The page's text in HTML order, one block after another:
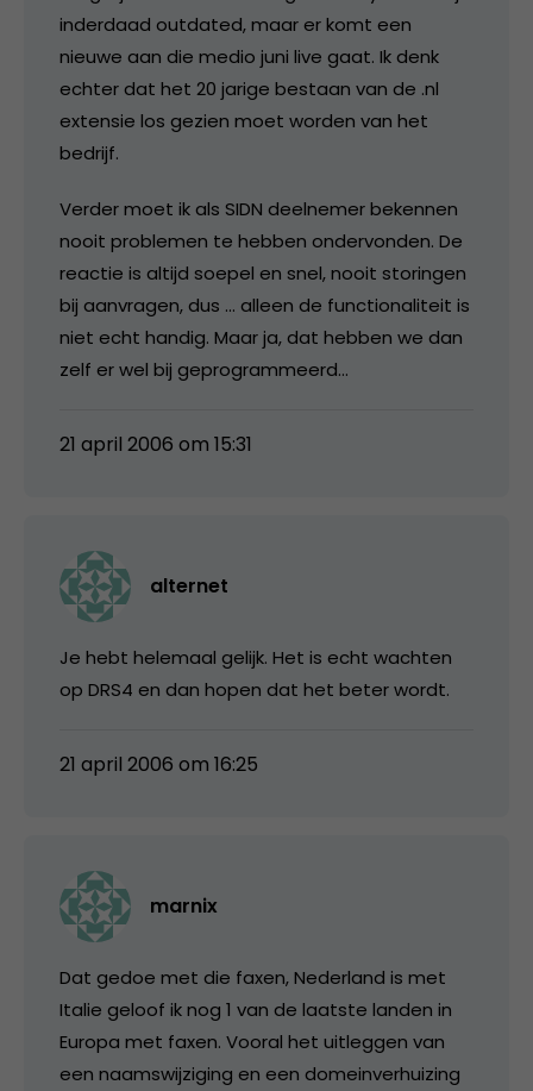
inderdaad outdated, maar er komt een
nieuwe aan die medio juni live gaat. Ik denk
echter dat het 20 jarige bestaan van de .nl
extensie los gezien moet worden van het
bedrijf.
Verder moet ik als SIDN deelnemer bekennen
nooit problemen te hebben ondervonden. De
reactie is altijd soepel en snel, nooit storingen
bij aanvragen, dus … alleen de functionaliteit is
niet echt handig. Maar ja, dat hebben we dan
zelf er wel bij geprogrammeerd…
21 april 2006 om 15:31
alternet
Je hebt helemaal gelijk. Het is echt wachten
op DRS4 en dan hopen dat het beter wordt.
21 april 2006 om 16:25
marnix
Dat gedoe met die faxen, Nederland is met
Italie geloof ik nog 1 van de laatste landen in
Europa met faxen. Vooral het uitleggen van
een naamswijziging en een domeinverhuizing